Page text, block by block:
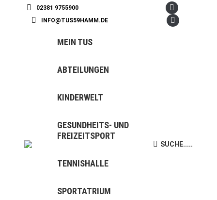
02381 9755900
INFO@TUS59HAMM.DE
Facebook
page
Instagram
MEIN TUS
ABTEILUNGEN
KINDERWELT
GESUNDHEITS- UND
FREIZEITSPORT
TENNISHALLE
SPORTATRIUM
Search:
SUCHE.....